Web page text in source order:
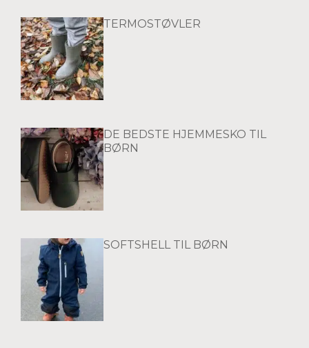
TERMOSTØVLER
DE BEDSTE HJEMMESKO TIL
BØRN
SOFTSHELL TIL BØRN